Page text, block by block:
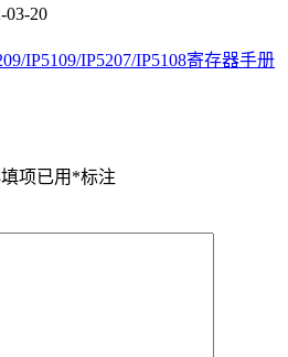
03-20
IP5109/IP5207/IP5108寄存器手册
项已用 *标注